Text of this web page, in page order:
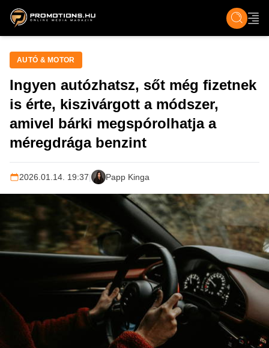
ZENE, FILM & KULT ÉLET TECH &
AUTÓ & MOTOR
Ingyen autózhatsz, sőt még fizetnek
is érte, kiszivárgott a módszer,
amivel bárki megspórolhatja a
méregdrága benzint
2026.01.14. 19:37| Papp Kinga